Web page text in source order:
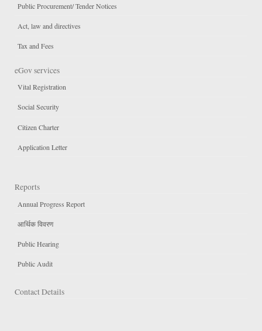
Public Procurement/ Tender Notices
Act, law and directives
Tax and Fees
eGov services
Vital Registration
Social Security
Citizen Charter
Application Letter
Reports
Annual Progress Report
आर्थिक विवरण
Public Hearing
Public Audit
Contact Details